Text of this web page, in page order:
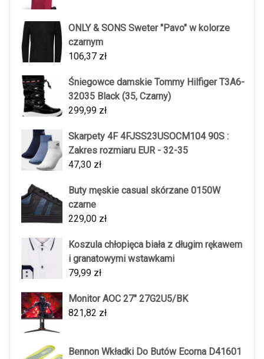
ONLY & SONS Sweter "Pavo" w kolorze
czarnym
106,37 zł
Śniegowce damskie Tommy Hilfiger T3A6-
32035 Black (35, Czarny)
299,99 zł
Skarpety 4F 4FJSS23USOCM104 90S :
Zakres rozmiaru EUR - 32-35
47,30 zł
Buty męskie casual skórzane 0150W
czarne
229,00 zł
Koszula chłopięca biała z długim rękawem
i granatowymi wstawkami
79,99 zł
Monitor AOC 27" 27G2U5/BK
821,82 zł
Bennon Wkładki Do Butów Ecorna D41601